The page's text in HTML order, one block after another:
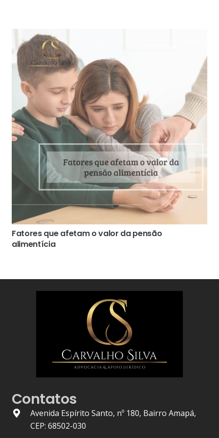
Fatores que afetam o valor da pensão
alimentícia
Contatos
Avenida Espírito Santo, nº 180, Bairro Amapá,
CEP: 68502-030